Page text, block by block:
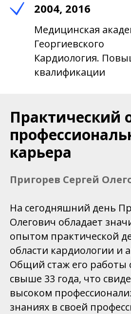
2004, 2016
Медицинская
Георгиевского
Кардиология.
квалификации
Практический
карьера
Пригорев Сергей
На сегодняшний день
Олегович обладает
опытом практической
области кардиологии и
Общий стаж его работы
свыше 33 года, что
высоком
знаниях в своей